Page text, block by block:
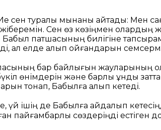
Ие сен туралы мынаны айтады: Мен
Сен өз көзіңмен олардың
патшасының билігіне
ал елде қалып қойғандарын
бар байлығын жауларының
өнімдерін және барлық құнды
тонап, Бабылға алып кетеді.
үй ішің де Бабылға айдалып
пайғамбарлық сөздеріңді